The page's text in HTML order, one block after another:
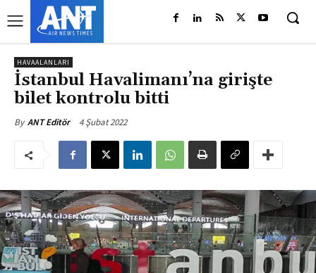
HAVAALANLARI
İstanbul Havalimanı’na girişte
bilet kontrolu bitti
By ANT Editör 4 Şubat 2022